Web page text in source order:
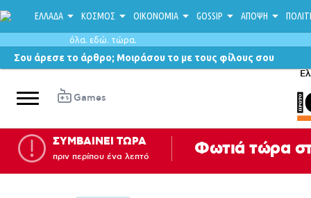
ΕΛΛΑΔΑ ΚΟΣΜΟΣ ΟΙΚΟΝΟΜΙΑ GOSSIP ΑΠΟΨΗ
όλα. εδώ. τώρα.
Σου άρεσε το άρθρο; Μοιράσου το με τους φίλους σου